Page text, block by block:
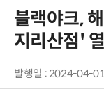
블랙야크,
지리산점'
발행일 : 2024-04-